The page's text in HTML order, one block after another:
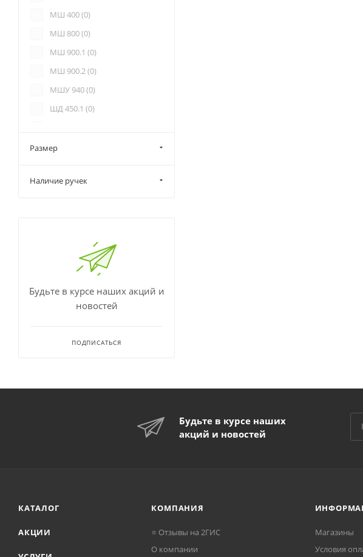
МШ 400 (0)
МШ 800 (0)
МШ 900.1 (0)
МШ 900.2 (0)
МШУ 940 (0)
ШД 450.1 (0)
ШДУ 765.1 (
Размер
Наличие ручек
Будьте в курсе наших акций и
новостей
ПОДПИСАТЬСЯ
Будьте в курсе наших
акций и новостей
КАТАЛОГ
АКЦИИ
КОМПАНИЯ
⭐ Отзывы на 2ГИС
О компании
Магазины
Условия